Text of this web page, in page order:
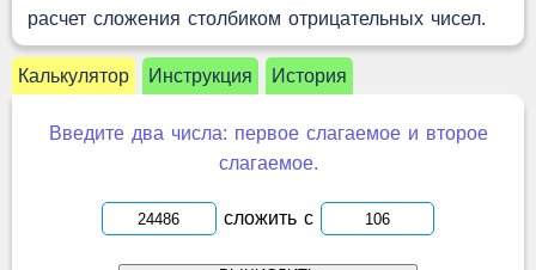
расчет сложения столбиком отрицательных чисел.
Калькулятор Инструкция История
Введите два числа: первое слагаемое и второе
слагаемое.
сложить с